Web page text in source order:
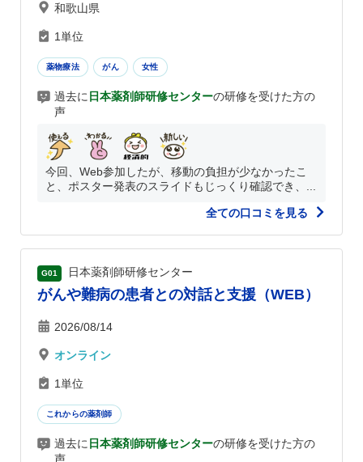
和歌山県
1単位
薬物療法 がん 女性
過去に 日本薬剤師研修センターの研修を受けた方の
声
今回、Web参加したが、移動の負担が少なかったこ
と、ポスター発表のスライドもじっくり確認でき、...
全ての口コミを見る
G01 日本薬剤師研修センター
がんや難病の患者との対話と支援（WEB）
2026/08/14
オンライン
1単位
これからの薬剤師
過去に 日本薬剤師研修センターの研修を受けた方の
声